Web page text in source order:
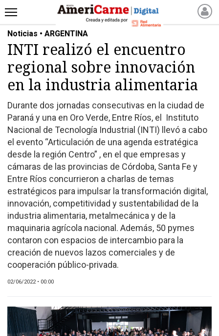
INICIO
NOTICIAS RECIENTES
NOTICIAS
ARTICULOS
PROCESO
PRODUCTO
NUEVOS PRODUCTOS
MARKETPLACE
REVISTAS
REVISTAS
CATÁLOGO DE CORTES
DE CARNE VACUNA
EVENTOS Y
CAPACITACIONES
DIRECTORIO
CALENDARIO
MEDIA KIT
CARNE
FRIGORIFICO
Noticias • ARGENTINA
INTI realizó el encuentro
regional sobre innovación
en la industria alimentaria
Durante dos jornadas consecutivas en la ciudad de
Paraná y una en Oro Verde, Entre Ríos, el Instituto
Nacional de Tecnología Industrial (INTI) llevó a cabo
el evento “Articulación de una agenda estratégica
desde la región Centro” , en el que empresas y
cámaras de las provincias de Córdoba, Santa Fe y
Entre Ríos concurrieron a charlas de temas
estratégicos para impulsar la transformación digital,
innovación, competitividad y sustentabilidad de la
industria alimentaria, metalmecánica y de la
maquinaria agrícola nacional. Además, 50 pymes
contaron con espacios de intercambio para la
creación de nuevos lazos comerciales y de
cooperación público-privada.
02/06/2022 • 00:00